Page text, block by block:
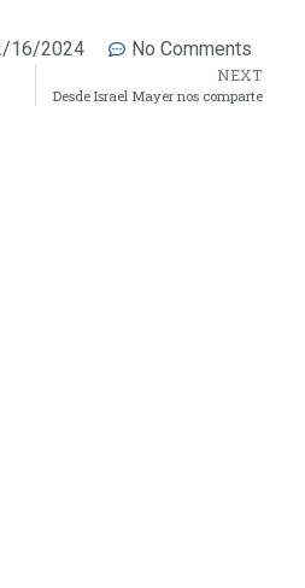
16/2024 No Comments
NEXT
Desde Israel Mayer nos comparte